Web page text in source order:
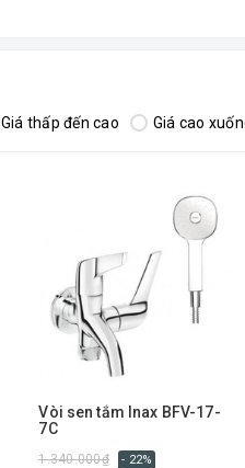
Giá thấp đến cao Giá cao
Vòi sen tắm Inax BFV-17-
7C
1.340.000₫ - 22%